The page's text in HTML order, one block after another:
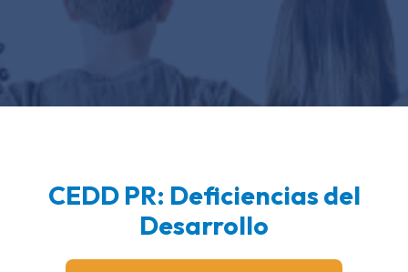
CEDD PR: Deficiencias del
Desarrollo